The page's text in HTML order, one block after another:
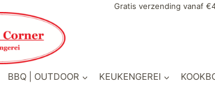
Gratis verzending vanaf
BBQ | OUTDOOR KEUKENGEREI